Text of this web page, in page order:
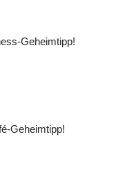
Geheimtipp!
Geheimtipp!